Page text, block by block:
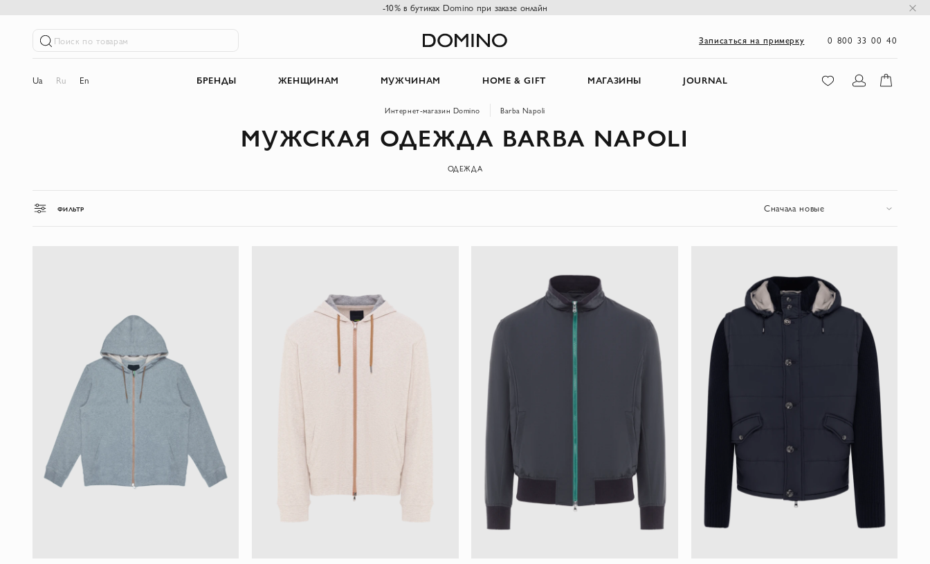
-10% в бутиках Domino при заказе онлайн
Поиск по товарам Записаться на примерку 0 800 33 00 40
Ua Ru En БРЕНДЫ ЖЕНЩИНАМ МУЖЧИНАМ HOME & GIFT МАГАЗИНЫ JOURNAL
Интернет-магазин Domino Barba Napoli
МУЖСКАЯ ОДЕЖДА BARBA NAPOLI
ОДЕЖДА
ФИЛЬТР Сначала новые